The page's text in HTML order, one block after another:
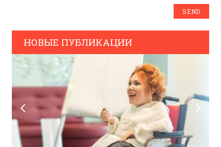
НОВЫЕ ПУБЛИКАЦИИ